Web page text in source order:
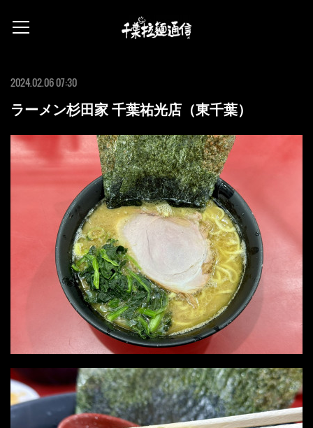
2024.02.06 07:30
ラーメン杉田家 千葉祐光店（東千葉）